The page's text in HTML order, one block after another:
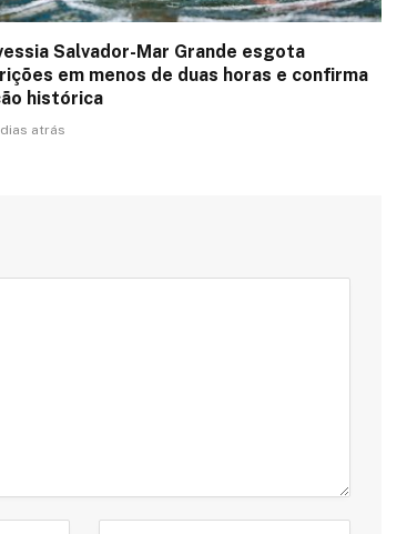
Salvador-Mar Grande esgota
em menos de duas horas e confirma
histórica
dias atrás